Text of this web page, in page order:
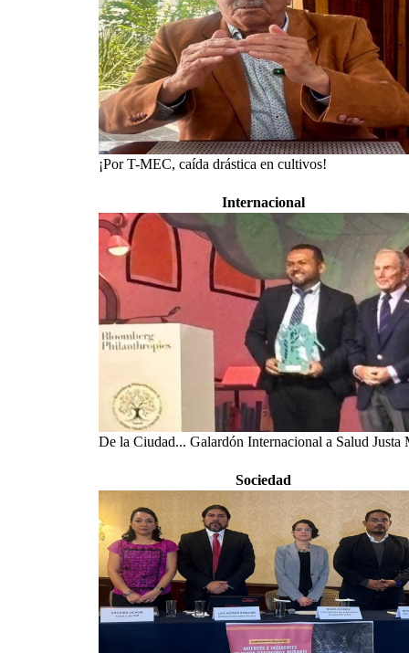
¡Por T-MEC, caída drástica en cultivos!
Internacional
De la Ciudad... Galardón Internacional a Salud Justa
Sociedad